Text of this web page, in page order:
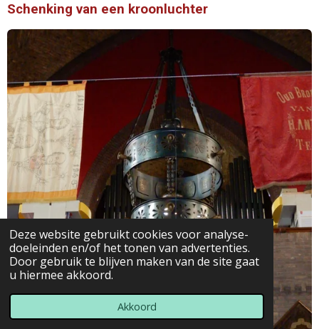
Deze website gebruikt cookies voor analyse-
doeleinden en/of het tonen van advertenties.
Door gebruik te blijven maken van de site gaat
u hiermee akkoord.
Akkoord
Schenking van een kroonluchter